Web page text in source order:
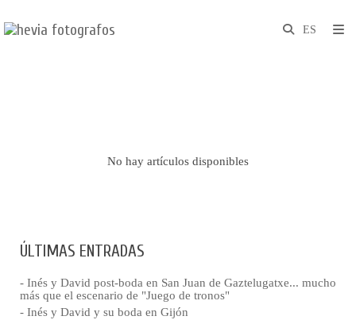
No hay artículos disponibles
ÚLTIMAS ENTRADAS
- Inés y David post-boda en San Juan de Gaztelugatxe... mucho
más que el escenario de "Juego de tronos"
- Inés y David y su boda en Gijón